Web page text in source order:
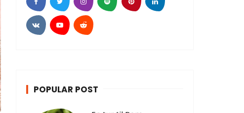
POPULAR POST